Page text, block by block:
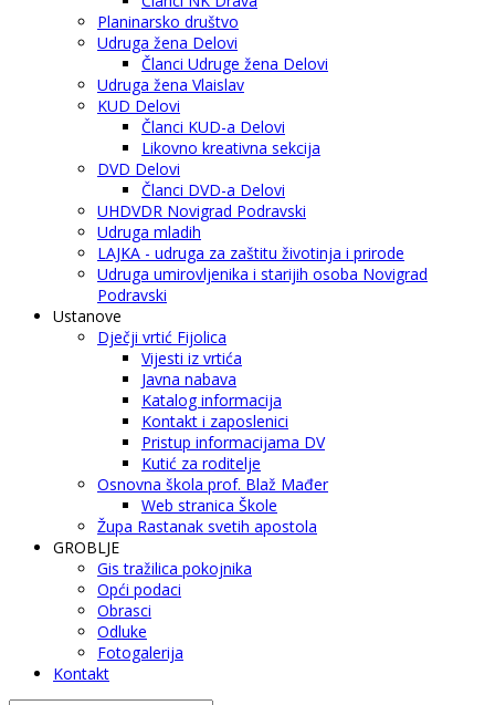
Planinarsko društvo
Udruga žena Delovi
Članci Udruge žena Delovi
Udruga žena Vlaislav
KUD Delovi
Članci KUD-a Delovi
Likovno kreativna sekcija
DVD Delovi
Članci DVD-a Delovi
UHDVDR Novigrad Podravski
Udruga mladih
LAJKA - udruga za zaštitu životinja i prirode
Udruga umirovljenika i starijih osoba Novigrad
Podravski
Ustanove
Dječji vrtić Fijolica
Vijesti iz vrtića
Javna nabava
Katalog informacija
Kontakt i zaposlenici
Pristup informacijama DV
Kutić za roditelje
Osnovna škola prof. Blaž Mađer
Web stranica Škole
Župa Rastanak svetih apostola
GROBLJE
Gis tražilica pokojnika
Opći podaci
Obrasci
Odluke
Fotogalerija
Kontakt